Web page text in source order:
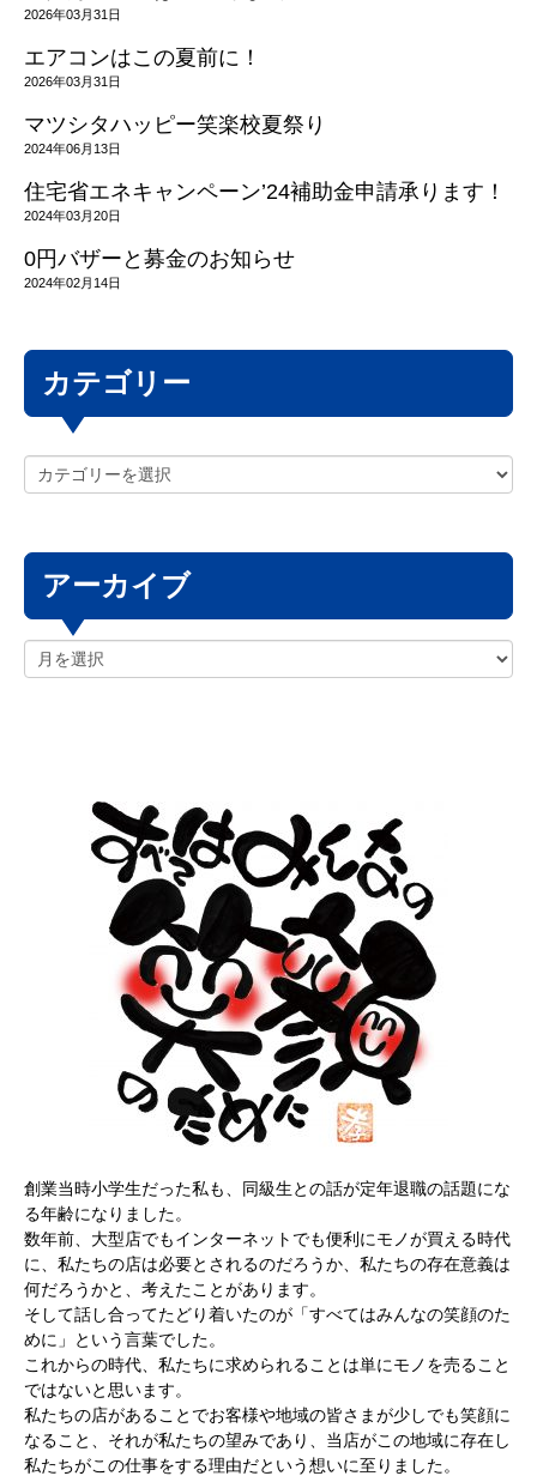
2026年03月31日
エアコンはこの夏前に！
2026年03月31日
マツシタハッピー笑楽校夏祭り
2024年06月13日
住宅省エネキャンペーン’24補助金申請承ります！
2024年03月20日
0円バザーと募金のお知らせ
2024年02月14日
カテゴリー
アーカイブ
創業当時小学生だった私も、同級生との話が定年退職の話題にな
る年齢になりました。
数年前、大型店でもインターネットでも便利にモノが買える時代
に、私たちの店は必要とされるのだろうか、私たちの存在意義は
何だろうかと、考えたことがあります。
そして話し合ってたどり着いたのが「すべてはみんなの笑顔のた
めに」という言葉でした。
これからの時代、私たちに求められることは単にモノを売ること
ではないと思います。
私たちの店があることでお客様や地域の皆さまが少しでも笑顔に
なること、それが私たちの望みであり、当店がこの地域に存在し
私たちがこの仕事をする理由だという想いに至りました。